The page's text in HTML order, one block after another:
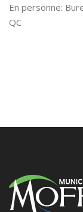
En personne:
QC